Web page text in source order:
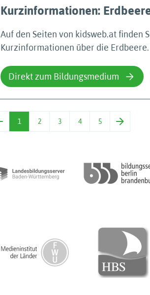
Kurzinformationen:
Auf den Seiten von kidsweb.at finden
Kurzinformationen über die Erdbeere.
Direkt zum Bildungsmedium
1 2 3 4 5